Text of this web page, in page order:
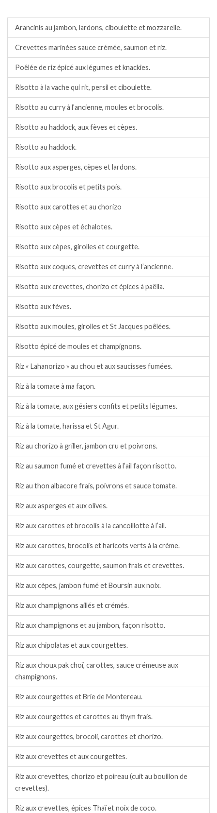
Arancinis au jambon, lardons, ciboulette et mozzarelle.
Crevettes marinées sauce crémée, saumon et riz.
Poêlée de riz épicé aux légumes et knackies.
Risotto à la vache qui rit, persil et ciboulette.
Risotto au curry à l’ancienne, moules et brocolis.
Risotto au haddock, aux fèves et cèpes.
Risotto au haddock.
Risotto aux asperges, cèpes et lardons.
Risotto aux brocolis et petits pois.
Risotto aux carottes et au chorizo
Risotto aux cèpes et échalotes.
Risotto aux cèpes, girolles et courgette.
Risotto aux coques, crevettes et curry à l’ancienne.
Risotto aux crevettes, chorizo et épices à paëlla.
Risotto aux fèves.
Risotto aux moules, girolles et St Jacques poêlées.
Risotto épicé de moules et champignons.
Riz « Lahanorizo » au chou et aux saucisses fumées.
Riz à la tomate à ma façon.
Riz à la tomate, aux gésiers confits et petits légumes.
Riz à la tomate, harissa et St Agur.
Riz au chorizo à griller, jambon cru et poivrons.
Riz au saumon fumé et crevettes à l’ail façon risotto.
Riz au thon albacore frais, poivrons et sauce tomate.
Riz aux asperges et aux olives.
Riz aux carottes et brocolis à la cancoillotte à l’ail.
Riz aux carottes, brocolis et haricots verts à la crème.
Riz aux carottes, courgette, saumon frais et crevettes.
Riz aux cèpes, jambon fumé et Boursin aux noix.
Riz aux champignons aillés et crémés.
Riz aux champignons et au jambon, façon risotto.
Riz aux chipolatas et aux courgettes.
Riz aux choux pak choï, carottes, sauce crémeuse aux
champignons.
Riz aux courgettes et Brie de Montereau.
Riz aux courgettes et carottes au thym frais.
Riz aux courgettes, brocoli, carottes et chorizo.
Riz aux crevettes et aux courgettes.
Riz aux crevettes, chorizo et poireau (cuit au bouillon de
crevettes).
Riz aux crevettes, épices Thaï et noix de coco.